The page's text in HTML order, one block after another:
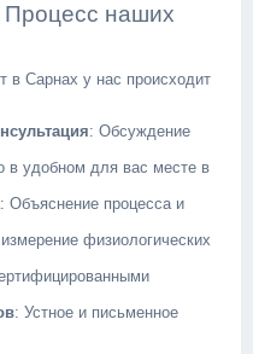
наших
в Сарнах у нас происходит
: Обсуждение
в удобном для вас месте в
: Объяснение процесса и
физиологических
: Устное и письменное